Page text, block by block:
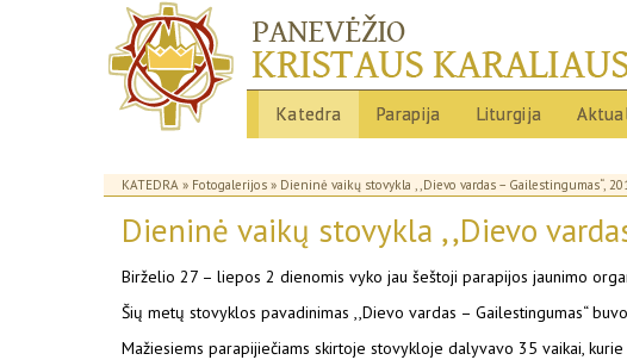
Katedra Parapija Liturgija
KATEDRA » Fotogalerijos » Dieninė vaikų stovykla ,,Dievo vardas – Gailestingumas“,
Dieninė vaikų stovykla ,,Dievo
Birželio 27 – liepos 2 dienomis vyko jau šeštoji parapijos jaunimo
Šių metų stovyklos pavadinimas ,,Dievo vardas – Gailestingumas“buvo
Mažiesiems parapijiečiams skirtoje stovykloje dalyvavo 35 vaikai,